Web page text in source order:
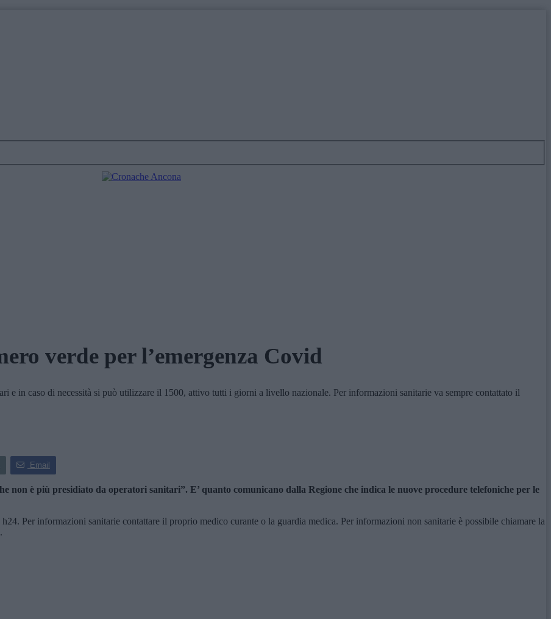
verde per l’emergenza Covid
e in caso di necessità si può utilizzare il 1500, attivo tutti i giorni a livello nazionale. Per informazioni sanitarie va sempre contattato il
Email
non è più presidiato da operatori sanitari”. E’ quanto comunicano dalla Regione che indica le nuove procedure telefoniche per le
Per informazioni sanitarie contattare il proprio medico curante o la guardia medica. Per informazioni non sanitarie è possibile chiamare la